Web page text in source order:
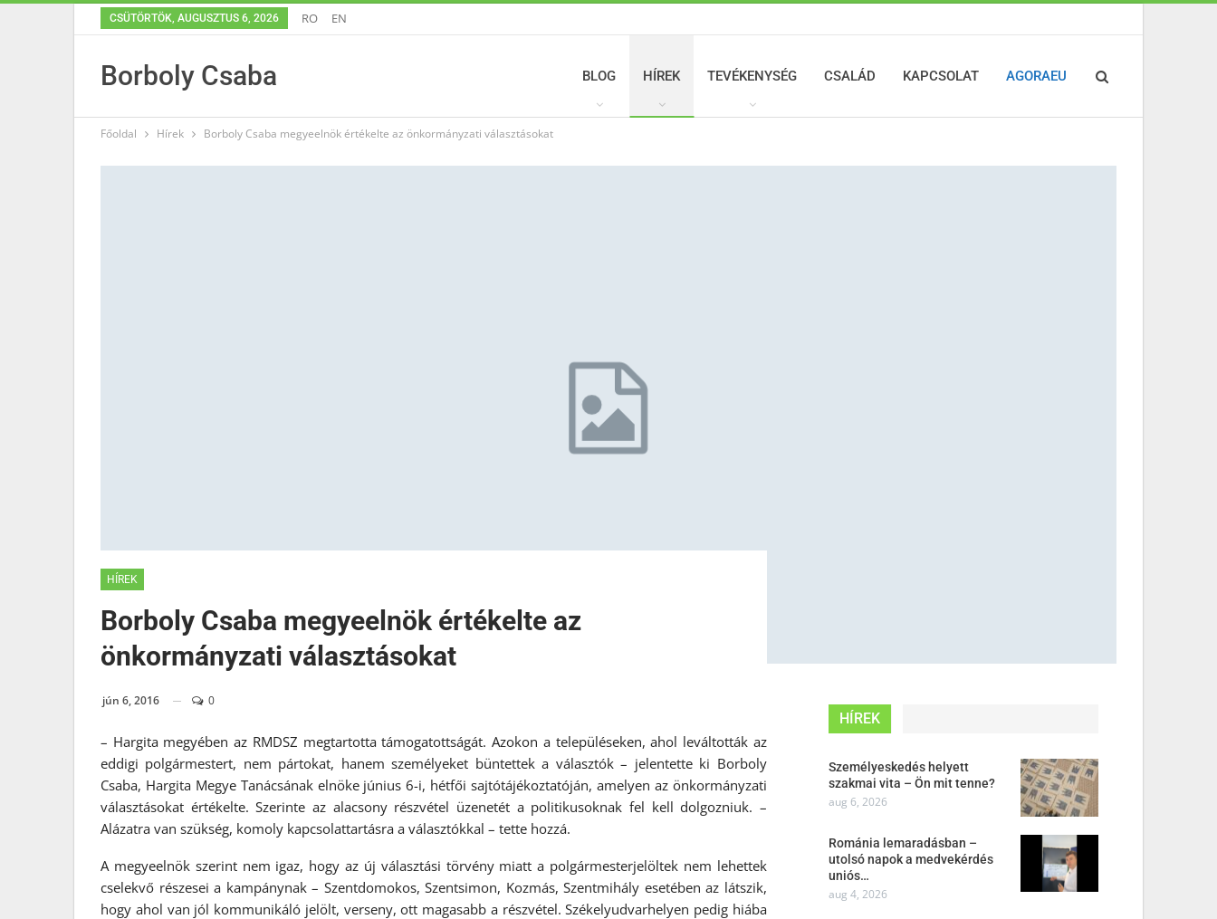
CSÜTÖRTÖK, AUGUSZTUS 6, 2026 RO EN
Borboly Csaba BLOG HÍREK TEVÉKENYSÉG CSALÁD KAPCSOLAT AGORAEU
Főoldal Hírek Borboly Csaba megyeelnök értékelte az önkormányzati választásokat
HÍREK
Borboly Csaba megyeelnök értékelte az
önkormányzati választásokat
jún 6, 2016 0
– Hargita megyében az RMDSZ megtartotta támogatottságát. Azokon a településeken, ahol leváltották az
eddigi polgármestert, nem pártokat, hanem személyeket büntettek a választók – jelentette ki Borboly
Csaba, Hargita Megye Tanácsának elnöke június 6-i, hétfői sajtótájékoztatóján, amelyen az önkormányzati
választásokat értékelte. Szerinte az alacsony részvétel üzenetét a politikusoknak fel kell dolgozniuk. –
Alázatra van szükség, komoly kapcsolattartásra a választókkal – tette hozzá.
A megyeelnök szerint nem igaz, hogy az új választási törvény miatt a polgármesterjelöltek nem lehettek
cselekvő részesei a kampánynak – Szentdomokos, Szentsimon, Kozmás, Szentmihály esetében az látszik,
hogy ahol van jól kommunikáló jelölt, verseny, ott magasabb a részvétel. Székelyudvarhelyen pedig hiába
HÍREK
Személyeskedés helyett
szakmai vita – Ön mit tenne?
aug 6, 2026
Románia lemaradásban –
utolsó napok a medvekérdés
uniós…
aug 4, 2026